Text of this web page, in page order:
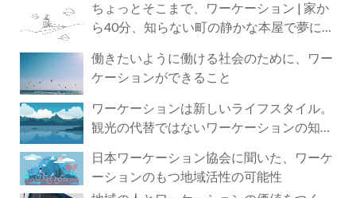
ちょっとそこまで、ワーケーション | 家か
ら40分、知らない町の静かな本屋で夢に近
働きたいように働ける社会のために、ワー
ケーションができること
ワーケーションは新しいライフスタイル。
観光の代替ではないワーケーションの知ら
日本ワーケーション協会に聞いた、ワーケ
ーションのもつ地域活性の可能性